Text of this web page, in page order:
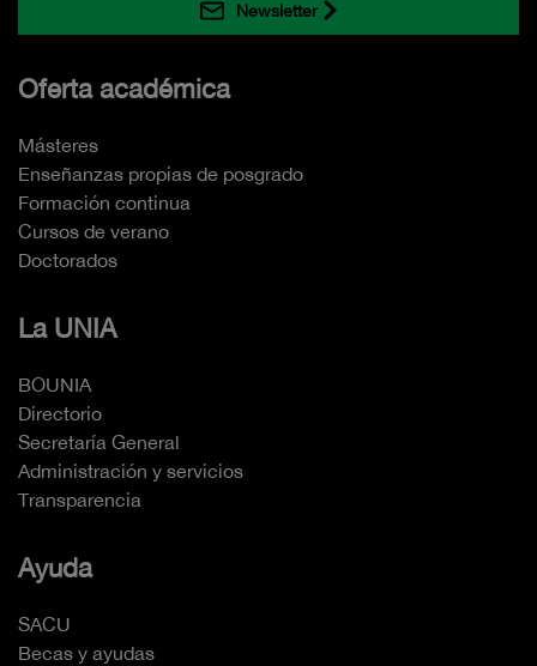
Newsletter
Oferta académica
Másteres
Enseñanzas propias de posgrado
Formación continua
Cursos de verano
Doctorados
La UNIA
BOUNIA
Directorio
Secretaría General
Administración y servicios
Transparencia
Ayuda
SACU
Becas y ayudas